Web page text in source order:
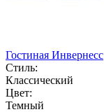
Гостиная Инвернесс
Стиль:
Классический
Цвет:
Темный